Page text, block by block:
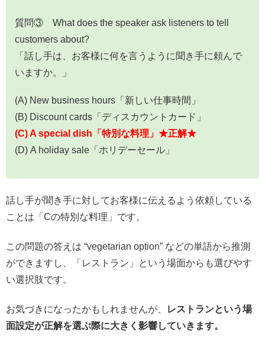
質問③ What does the speaker ask listeners to tell
customers about?
「話し手は、お客様に何を言うように聞き手に頼んで
いますか。」
(A) New business hours「新しい仕事時間」
(B) Discount cards「ディスカウントカード」
(C) A special dish「特別な料理」★正解★
(D) A holiday sale「ホリデーセール」
話し手が聞き手に対してお客様に伝えるよう依頼している
ことは「Cの特別な料理」です。
この問題の答えは “vegetarian option” などの単語から推測
ができますし、「レストラン」という場面からも選びやす
い選択肢です。
お気づきになったかもしれませんが、
レストランという場
面設定が正解を選ぶ際に大きく影響していきます。